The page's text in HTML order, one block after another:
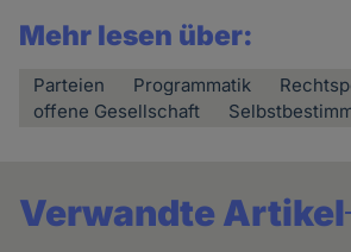
Mehr lesen über:
Parteien Programmatik
offene Gesellschaft
Verwandte Artikel